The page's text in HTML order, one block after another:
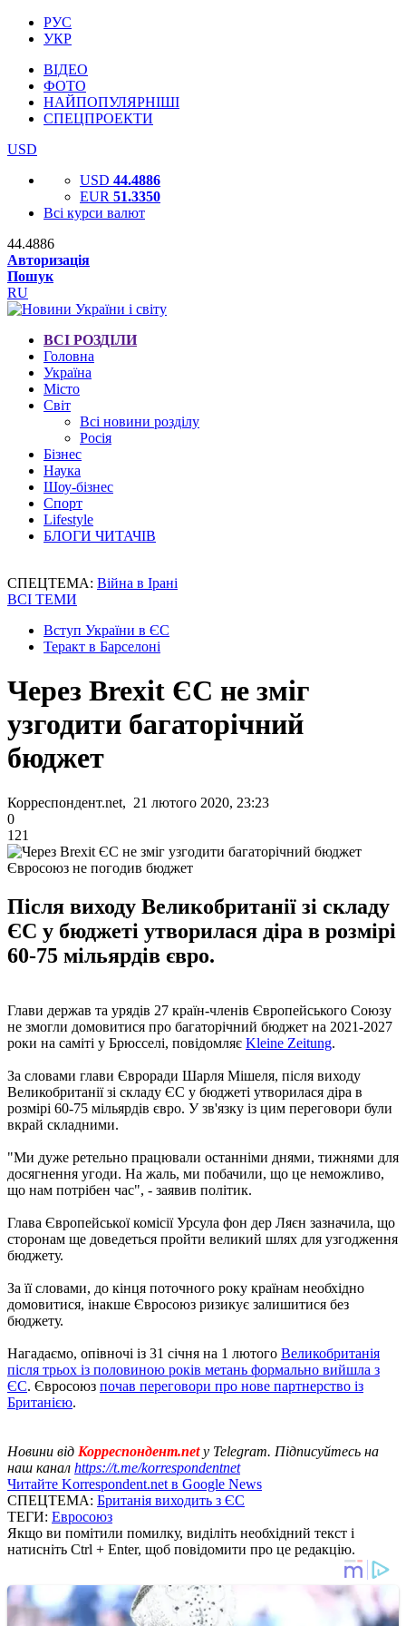
РУС
УКР
ВІДЕО
ФОТО
НАЙПОПУЛЯРНІШІ
СПЕЦПРОЕКТИ
USD
USD 44.4886
EUR 51.3350
Всі курси валют
44.4886
Авторизація
Пошук
RU
ВСІ РОЗДІЛИ
Головна
Україна
Місто
Світ
Всі новини розділу
Росія
Бізнес
Наука
Шоу-бізнес
Спорт
Lifestyle
БЛОГИ ЧИТАЧІВ
СПЕЦТЕМА: Війна в Ірані
ВСІ ТЕМИ
Вступ України в ЄС
Теракт в Барселоні
Через Brexit ЄС не зміг
узгодити багаторічний
бюджет
Корреспондент.net, 21 лютого 2020, 23:23
0
121
Євросоюз не погодив бюджет
Після виходу Великобританії зі складу
ЄС у бюджеті утворилася діра в розмірі
60-75 мільярдів євро.
Глави держав та урядів 27 країн-членів Європейського Союзу
не змогли домовитися про багаторічний бюджет на 2021-2027
роки на саміті у Брюсселі, повідомляє Kleine Zeitung.
За словами глави Євроради Шарля Мішеля, після виходу
Великобританії зі складу ЄС у бюджеті утворилася діра в
розмірі 60-75 мільярдів євро. У зв'язку із цим переговори були
вкрай складними.
"Ми дуже ретельно працювали останніми днями, тижнями для
досягнення угоди. На жаль, ми побачили, що це неможливо,
що нам потрібен час", - заявив політик.
Глава Європейської комісії Урсула фон дер Ляєн зазначила, що
сторонам ще доведеться пройти великий шлях для узгодження
бюджету.
За її словами, до кінця поточного року країнам необхідно
домовитися, інакше Євросоюз ризикує залишитися без
бюджету.
Нагадаємо, опівночі із 31 січня на 1 лютого Великобританія
після трьох із половиною років метань формально вийшла з
ЄС. Євросоюз почав переговори про нове партнерство із
Британією.
Новини від Корреспондент.net у Telegram. Підписуйтесь на
наш канал https://t.me/korrespondentnet
Читайте Korrespondent.net в Google News
СПЕЦТЕМА: Британія виходить з ЄС
ТЕГИ: Евросоюз
Якщо ви помітили помилку, виділіть необхідний текст і
натисніть Ctrl + Enter, щоб повідомити про це редакцію.